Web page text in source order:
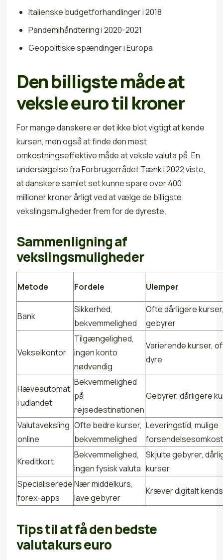
Italienske budgetforhandlinger i 2018
Pandemihåndtering i 2020-2021
Geopolitiske spændinger i Europa
Den billigste måde at
veksle euro til kroner
For mange danskere er det ikke blot vigtigt at kende
kursen, men også at finde den mest
omkostningseffektive måde at veksle valuta på. En
undersøgelse fra Forbrugerrådet Tænk i 2022 viste,
at danskere samlet set kunne spare over 400
millioner kroner årligt ved at vælge de billigste
vekslingsmuligheder frem for de dyreste.
Sammenligning af
vekslingsmuligheder
Metode Fordele Ulemper
Bank
Sikkerhed,
bekvemmelighed
Ofte dårligere
gebyrer
Vekselkontor
Tilgængelighed,
ingen konto
nødvendig
Varierende kurser,
dyre
Hæveautomat
i udlandet
Bekvemmelighed
på
rejsedestinationen
Gebyrer, dårligere
Valutaveksling
online
Ofte bedre kurser,
bekvemmelighed
Leveringstid, mulige
Kreditkort
Bekvemmelighed,
ingen fysisk valuta
Skjulte gebyrer,
kurser
Specialiserede
forex-apps
Nær middelkurs,
lave gebyrer
Kræver digitalt
Tips til at få den bedste
valutakurs euro